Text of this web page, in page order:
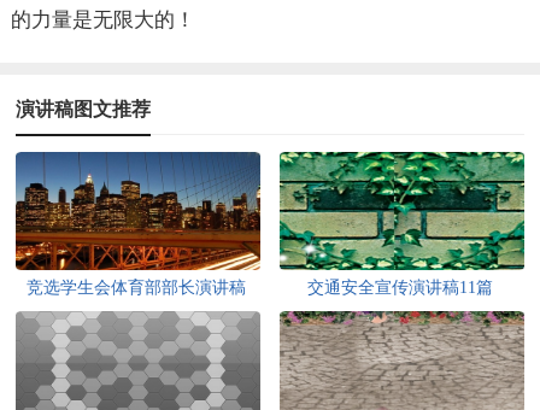
的力量是无限大的！
演讲稿图文推荐
竞选学生会体育部部长演讲稿 交通安全宣传演讲稿11篇